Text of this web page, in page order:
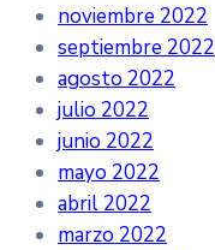
noviembre 2022
septiembre 2022
agosto 2022
julio 2022
junio 2022
mayo 2022
abril 2022
marzo 2022